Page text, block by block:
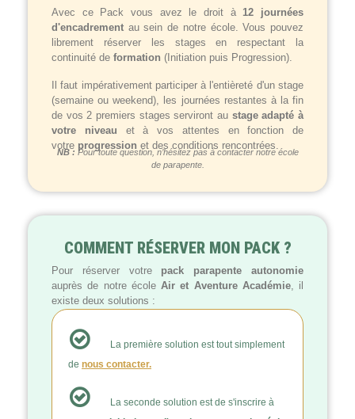
Avec ce Pack vous avez le droit à 12 journées
d'encadrement au sein de notre école. Vous pouvez
librement réserver les stages en respectant la
continuité de formation (Initiation puis Progression).
Il faut impérativement participer à l'entièreté d'un stage
(semaine ou weekend), les journées restantes à la fin
de vos 2 premiers stages serviront au stage adapté à
votre niveau et à vos attentes en fonction de
votre progression et des conditions rencontrées.
NB : Pour toute question, n’hésitez pas à contacter notre école
de parapente.
COMMENT RÉSERVER MON PACK ?
Pour réserver votrepack parapente autonomie
auprès de notre école Air et Aventure Académie, il
existe deux solutions :
La première solution est tout simplement
de nous contacter.
La seconde solution est de s'inscrire à